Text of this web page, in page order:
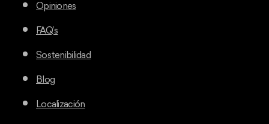
Opiniones
FAQ’s
Sostenibilidad
Blog
Localización